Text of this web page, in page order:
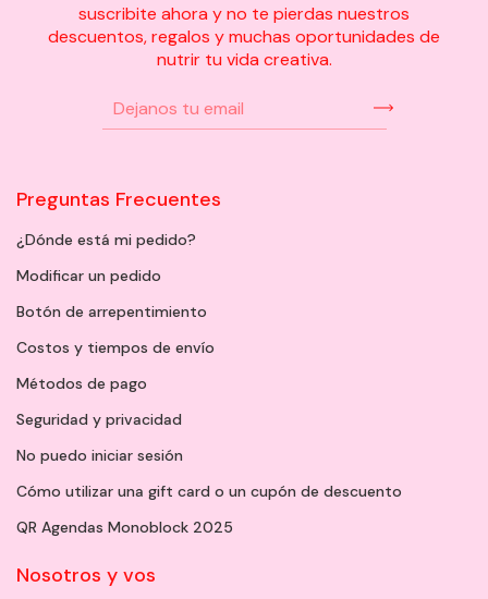
suscribite ahora y no te pierdas nuestros
descuentos, regalos y muchas oportunidades de
nutrir tu vida creativa.
Preguntas Frecuentes
¿Dónde está mi pedido?
Modificar un pedido
Botón de arrepentimiento
Costos y tiempos de envío
Métodos de pago
Seguridad y privacidad
No puedo iniciar sesión
Cómo utilizar una gift card o un cupón de descuento
QR Agendas Monoblock 2025
Nosotros y vos